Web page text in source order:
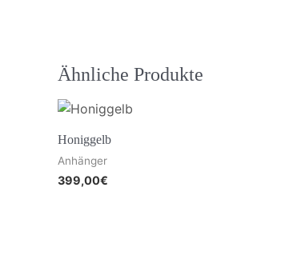
Ähnliche Produkte
Honiggelb
Anhänger
399,00€